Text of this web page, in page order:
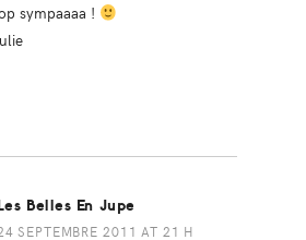
sympaaaa !
Belles En Jupe
SEPTEMBRE 2011 AT 21 H